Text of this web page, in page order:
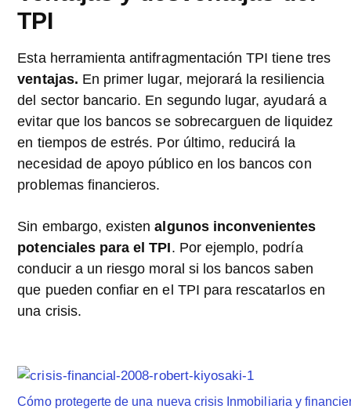
TPI
Esta herramienta antifragmentación TPI tiene tres
ventajas. En primer lugar, mejorará la resiliencia
del sector bancario. En segundo lugar, ayudará a
evitar que los bancos se sobrecarguen de liquidez
en tiempos de estrés. Por último, reducirá la
necesidad de apoyo público en los bancos con
problemas financieros.
Sin embargo, existen algunos inconvenientes
potenciales para el TPI. Por ejemplo, podría
conducir a un riesgo moral si los bancos saben
que pueden confiar en el TPI para rescatarlos en
una crisis.
Cómo protegerte de una nueva crisis Inmobiliaria y